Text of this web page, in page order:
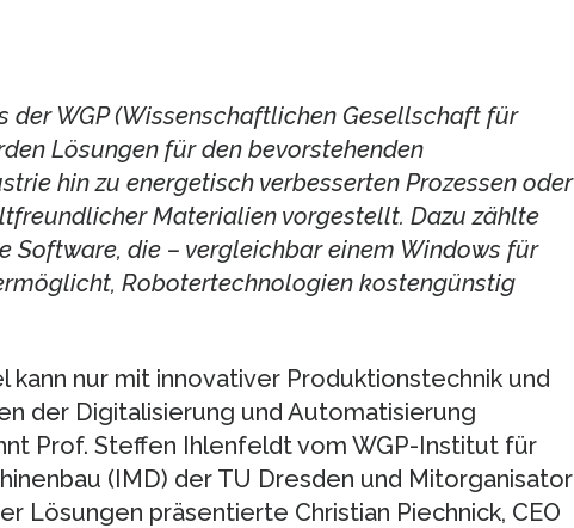
der WGP (Wissenschaftlichen Gesellschaft für
Lösungen für den bevorstehenden
hin zu energetisch verbesserten Prozessen oder
Materialien vorgestellt. Dazu zählte
Software, die – vergleichbar einem Windows für
Robotertechnologien kostengünstig
kann nur mit innovativer Produktionstechnik und
der Digitalisierung und Automatisierung
Prof. Steffen Ihlenfeldt vom WGP-Institut für
(IMD) der TU Dresden und Mitorganisator
Lösungen präsentierte Christian Piechnick, CEO